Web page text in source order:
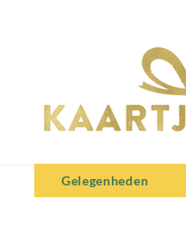
Gelegenheden